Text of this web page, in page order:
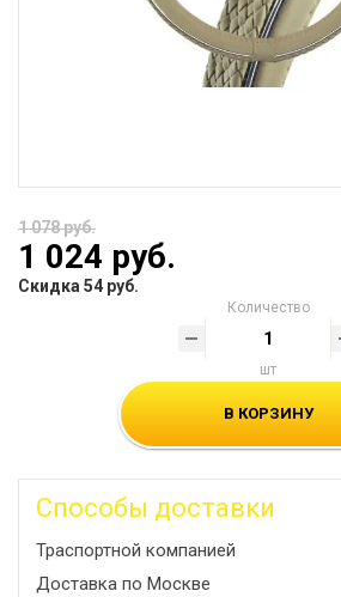
1 078 руб.
1 024 руб.
Скидка 54 руб.
Количество
шт
В КОРЗИНУ
Способы доставки
Траспортной компанией
Доставка по Москве